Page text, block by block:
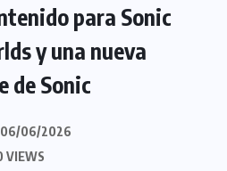
para Sonic
y una nueva
de Sonic
06/06/2026
VIEWS